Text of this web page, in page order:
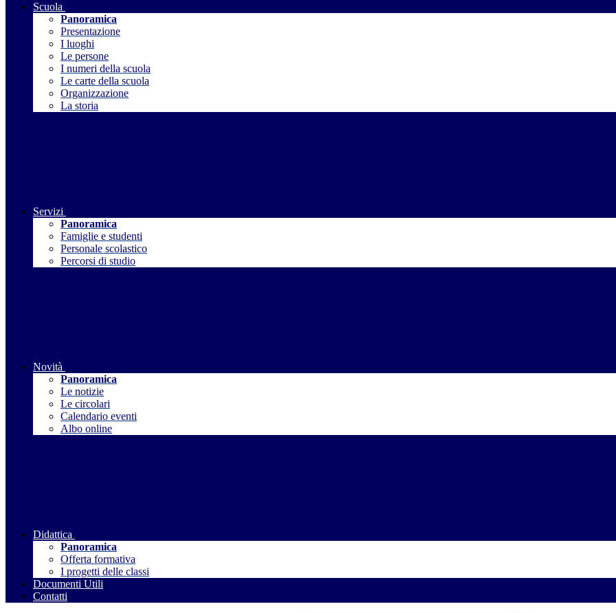
Scuola
Panoramica
Presentazione
I luoghi
Le persone
I numeri della scuola
Le carte della scuola
Organizzazione
La storia
Servizi
Panoramica
Famiglie e studenti
Personale scolastico
Percorsi di studio
Novità
Panoramica
Le notizie
Le circolari
Calendario eventi
Albo online
Didattica
Panoramica
Offerta formativa
I progetti delle classi
Documenti Utili
Contatti